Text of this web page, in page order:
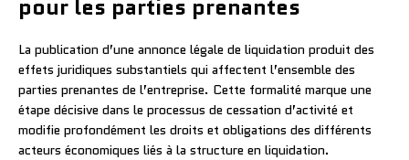
pour les parties prenantes
La publication d’une annonce légale de liquidation produit des
effets juridiques substantiels qui affectent l’ensemble des
parties prenantes de l’entreprise. Cette formalité marque une
étape décisive dans le processus de cessation d’activité et
modifie profondément les droits et obligations des différents
acteurs économiques liés à la structure en liquidation.